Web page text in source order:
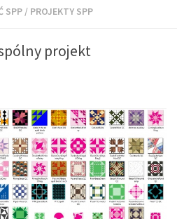
SPP / PROJEKTY SPP
projekt